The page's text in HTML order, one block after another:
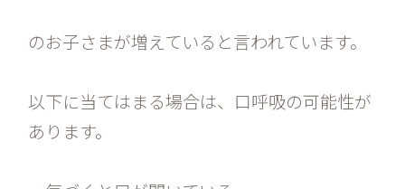
のお子さまが増えていると言われています。
以下に当てはまる場合は、口呼吸の可能性が
あります。